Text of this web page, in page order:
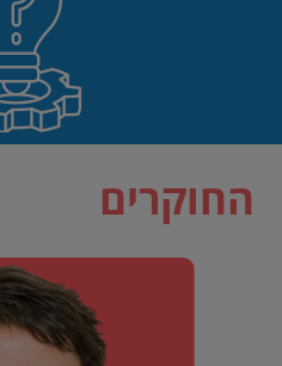
החוקרים